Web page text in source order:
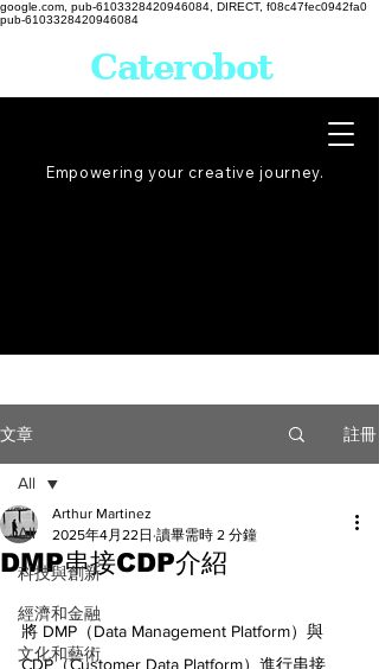
google.com, pub-6103328420946084, DIRECT, f08c47fec0942fa0
pub-6103328420946084
Empowering your creative journey.
Caterobot
文章 註冊
All
科技與創新
經濟和金融
文化和藝術
All
DMP串接CDP介紹
Arthur Martinez
2025年4月22日 讀畢需時 2 分鐘
將 DMP（Data Management Platform）與
CDP（Customer Data Platform）進行串接